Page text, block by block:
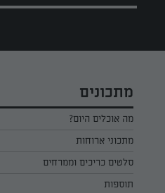
מתכונים
מה אוכלים היום?
מתכוני ארוחות
ארוחת בוקר
ארוחת צהריים
סלטים כריכים וממרחים
כל הסלטים כריכים וממרחים
תוספות